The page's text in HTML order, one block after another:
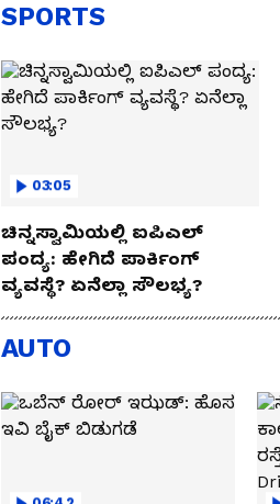
SPORTS
03:05
ಚಿನ್ನಸ್ವಾಮಿಯಲ್ಲಿ ಐಪಿಎಲ್‌
ಪಂದ್ಯ: ಹೇಗಿದೆ ಪಾರ್ಕಿಂಗ್
ವ್ಯವಸ್ಥೆ? ಏನೆಲ್ಲಾ ಸೌಲಭ್ಯ?
AUTO